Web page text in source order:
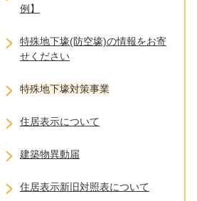
例】
特殊地下壕(防空壕)の情報をお寄
せください
特殊地下壕対策事業
住居表示について
建築物異動届
住居表示新旧対照表について